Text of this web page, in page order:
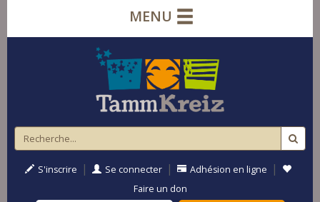
MENU
S'inscrire | Se connecter | Adhésion en ligne |
Faire un don